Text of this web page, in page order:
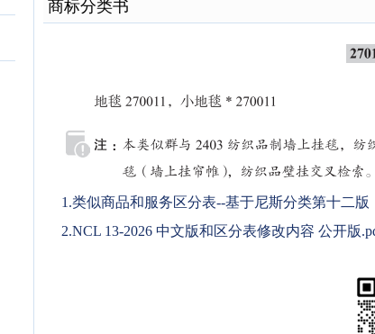
商标分类书
1.类似商品和服务区分表--基于尼斯分类第十二版
2.NCL 13-2026 中文版和区分表修改内容 公开版